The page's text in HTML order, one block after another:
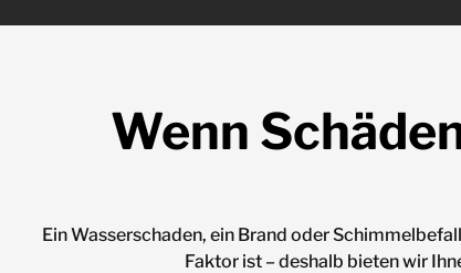
Wenn
Ein Wasserschaden, ein Brand oder
Faktor ist – deshalb bieten wir